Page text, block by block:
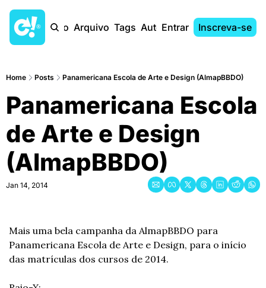
Início Arquivo Tags AutoresEntrar Inscreva-se
Home Posts Panamericana Escola de Arte e Design (AlmapBBDO)
Panamericana Escola
de Arte e Design
(AlmapBBDO)
Jan 14, 2014
Mais uma bela campanha da AlmapBBDO para
Panamericana Escola de Arte e Design, para o início
das matrículas dos cursos de 2014.